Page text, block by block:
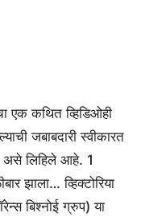
एक कथित व्हिडिओही
जबाबदारी स्वीकारत
असे लिहिले आहे. 1
झाला… व्हिक्टोरिया
बिश्नोई ग्रुप) या